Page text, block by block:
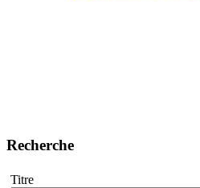
Recherche
Titre